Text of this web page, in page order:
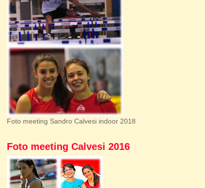
Foto meeting Sandro Calvesi indoor 2018
Foto meeting Calvesi 2016